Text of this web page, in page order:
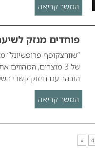
המשך קריאה
פוחדים מנזק
הובהר עם חיזוק קשרי השערה •
המשך קריאה
4
»